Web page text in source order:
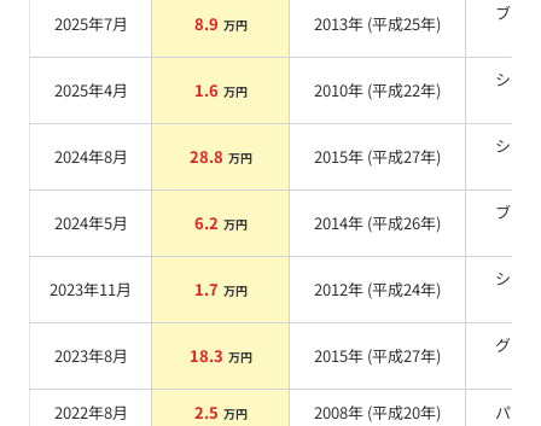
2025年7月 8.9 万円 2013年 (平成25年)
ブラ
2025年4月 1.6 万円 2010年 (平成22年)
シル
2024年8月 28.8 万円 2015年 (平成27年)
シル
2024年5月 6.2 万円 2014年 (平成26年)
ブラ
2023年11月 1.7 万円 2012年 (平成24年)
シル
2023年8月 18.3 万円 2015年 (平成27年)
グリ
2022年8月
2.5 万円 2008年 (平成20年) パール